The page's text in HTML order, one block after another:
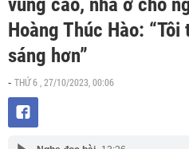
Hoàng Thúc Hào:
sáng hơn”
- THỨ 6 , 27/10/2023, 00:06